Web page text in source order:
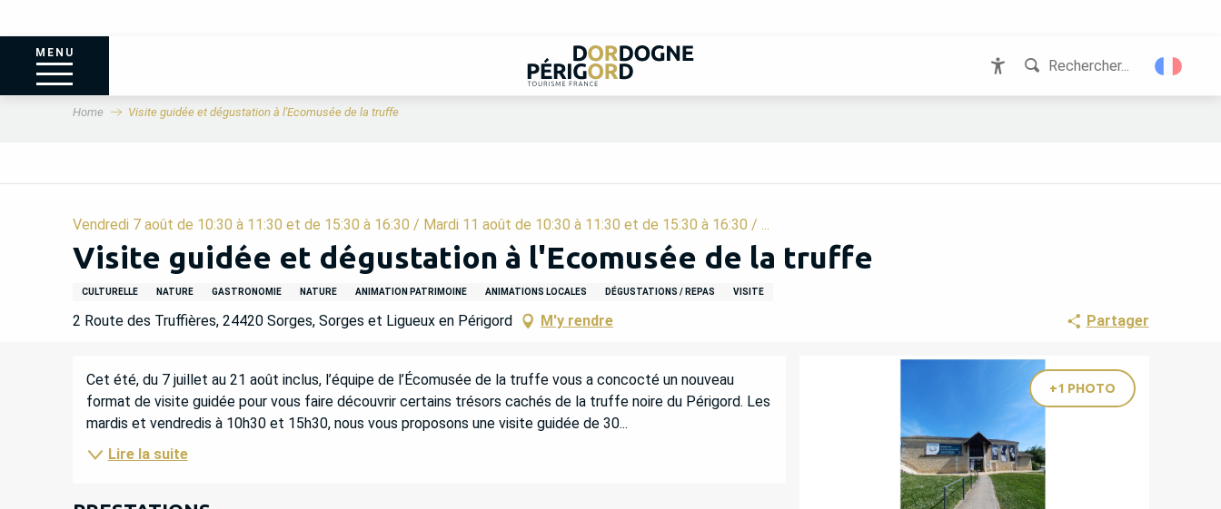
MENU
Rechercher...
Home Visite guidée et dégustation à l'Ecomusée de la truffe
Vendredi 7 août de 10:30 à 11:30 et de 15:30 à 16:30 / Mardi 11 août de 10:30 à 11:30 et de 15:30 à 16:30 / ...
Visite guidée et dégustation à l'Ecomusée de la truffe
CULTURELLE NATURE GASTRONOMIE NATURE ANIMATION PATRIMOINE ANIMATIONS LOCALES DÉGUSTATIONS / REPAS VISITE
2 Route des Truffières, 24420 Sorges, Sorges et Ligueux en Périgord M'y rendre Partager
+1 PHOTO
DESCRIPTION
Cet été, du 7 juillet au 21 août inclus, l’équipe de l’Écomusée de la truffe vous a concocté un nouveau
format de visite guidée pour vous faire découvrir certains trésors cachés de la truffe noire du Périgord. Les
mardis et vendredis à 10h30 et 15h30, nous vous proposons une visite guidée de 30...
Lire la suite